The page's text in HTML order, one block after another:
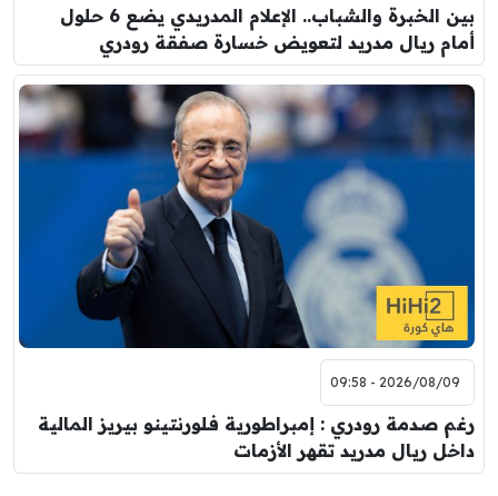
بين الخبرة والشباب.. الإعلام المدريدي يضع 6 حلول
أمام ريال مدريد لتعويض خسارة صفقة رودري
2026/08/09 - 09:58
رغم صدمة رودري : إمبراطورية فلورنتينو بيريز المالية
داخل ريال مدريد تقهر الأزمات